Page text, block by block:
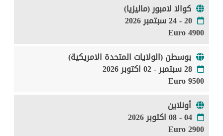
كوالا لامبور (ماليزيا)
20 - 24 سبتمبر 2026
4900 Euro
بوسطن (الولايات المتحدة الامريكية)
28 سبتمبر - 02 اكتوبر 2026
9500 Euro
أونلاين
04 - 08 اكتوبر 2026
2900 Euro